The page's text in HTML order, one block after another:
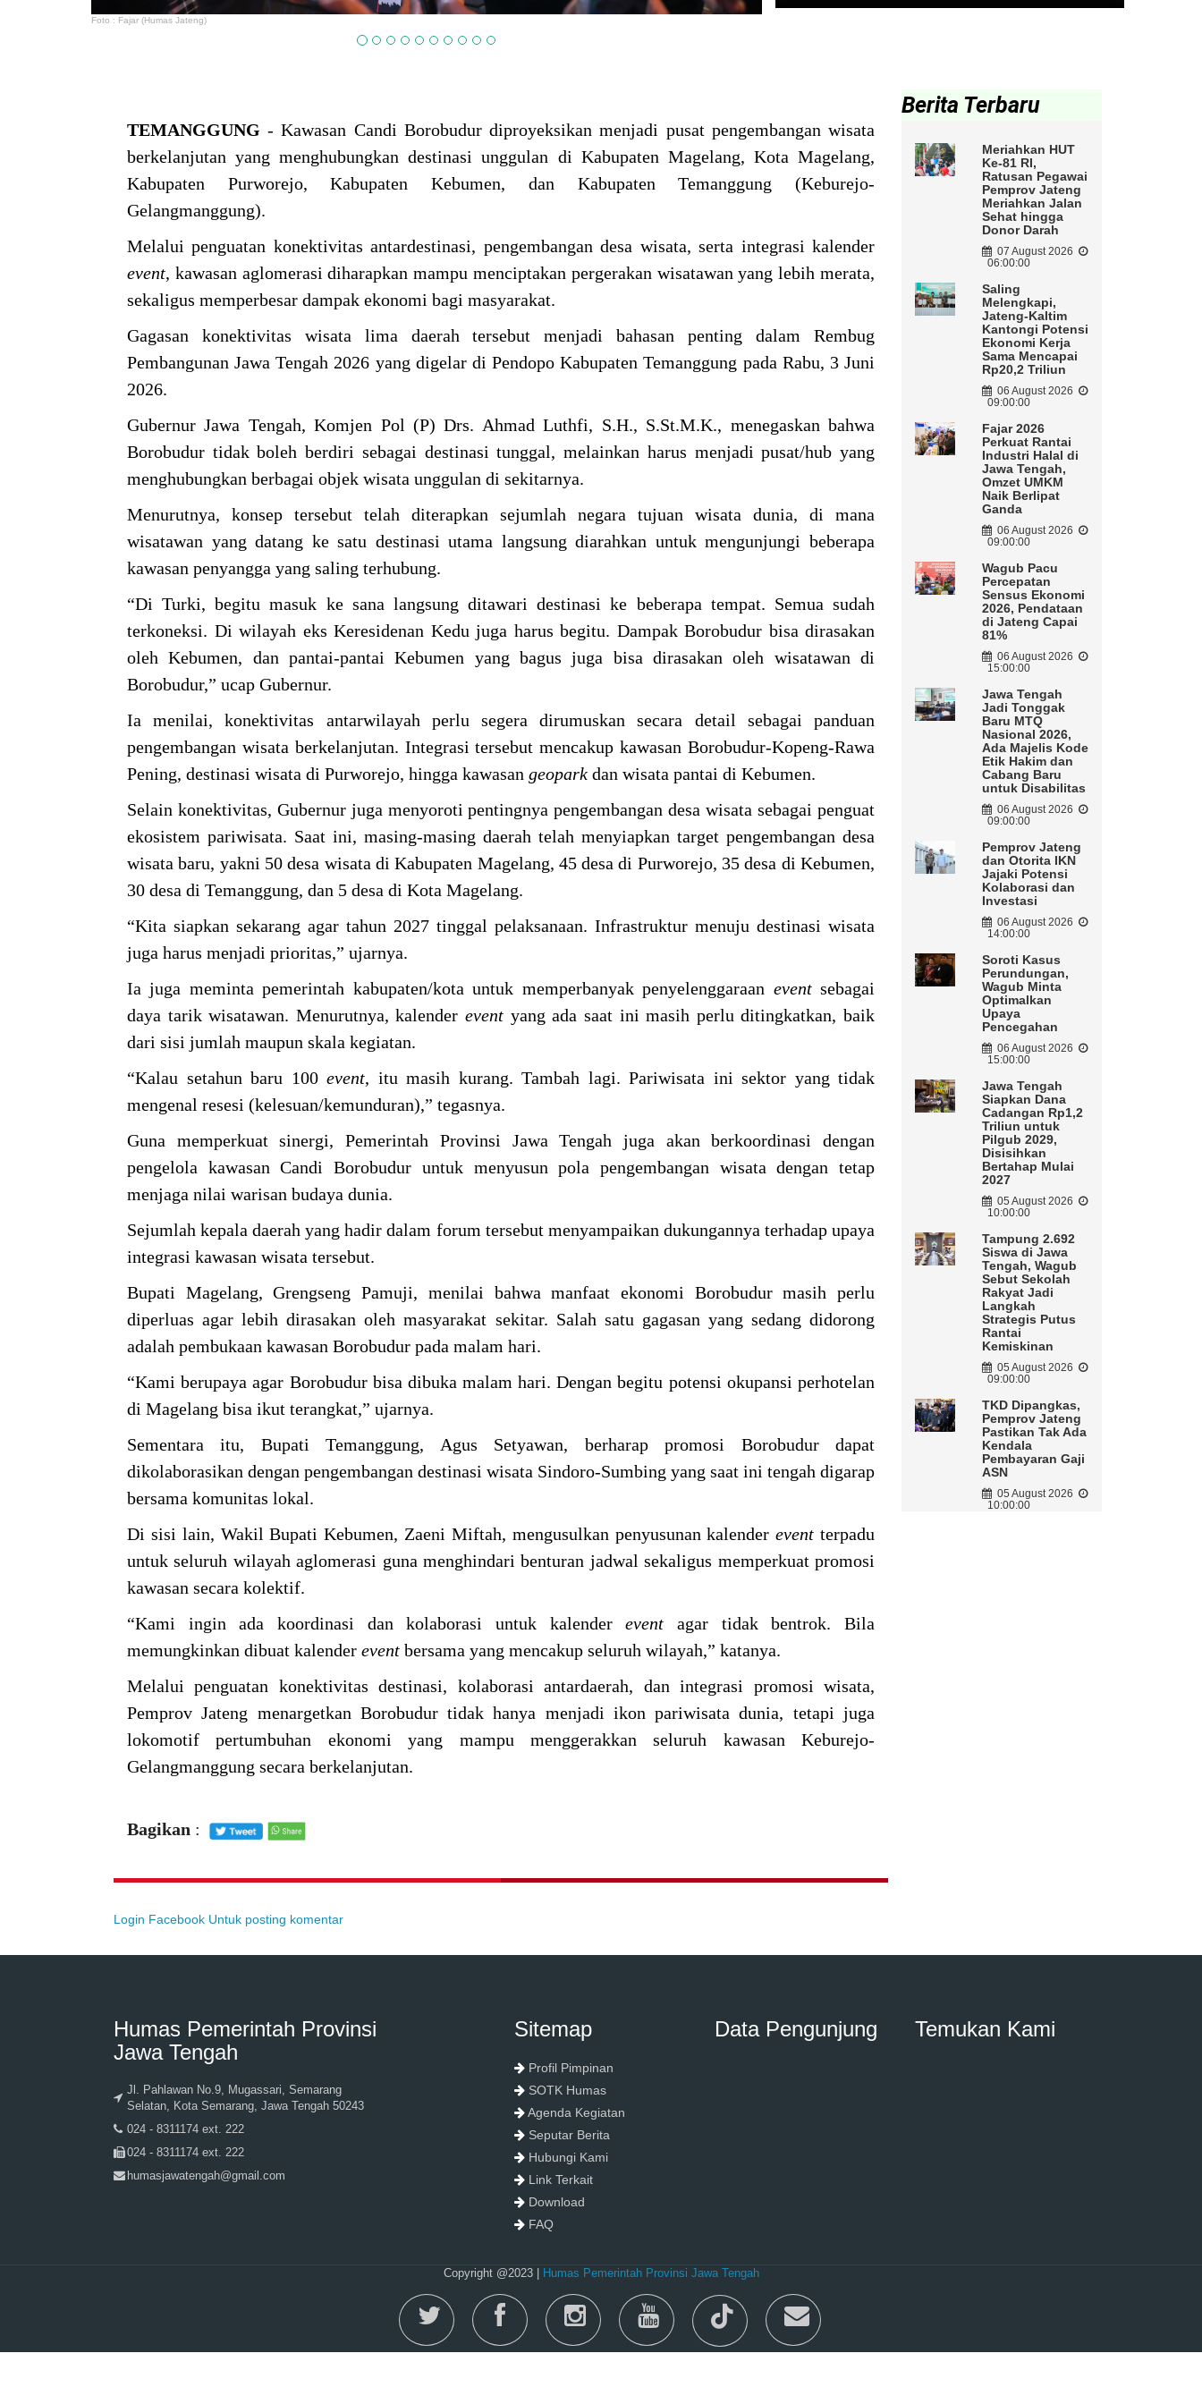
Foto : Fajar (Humas Jateng)
TEMANGGUNG- Kawasan Candi Borobudur diproyeksikan menjadi pusat pengembangan wisata
berkelanjutan yang menghubungkan destinasi unggulan di Kabupaten Magelang, Kota Magelang,
Kabupaten Purworejo, Kabupaten Kebumen, dan Kabupaten Temanggung (Keburejo-
Gelangmanggung).
Melalui penguatan konektivitas antardestinasi, pengembangan desa wisata, serta integrasi kalender
event, kawasan aglomerasi diharapkan mampu menciptakan pergerakan wisatawan yang lebih merata,
sekaligus memperbesar dampak ekonomi bagi masyarakat.
Gagasan konektivitas wisata lima daerah tersebut menjadi bahasan penting dalam Rembug
Pembangunan Jawa Tengah 2026 yang digelar di Pendopo Kabupaten Temanggung pada Rabu, 3 Juni
2026.
Gubernur Jawa Tengah, Komjen Pol (P) Drs. Ahmad Luthfi, S.H., S.St.M.K., menegaskan bahwa
Borobudur tidak boleh berdiri sebagai destinasi tunggal, melainkan harus menjadi pusat/hub yang
menghubungkan berbagai objek wisata unggulan di sekitarnya.
Menurutnya, konsep tersebut telah diterapkan sejumlah negara tujuan wisata dunia, di mana
wisatawan yang datang ke satu destinasi utama langsung diarahkan untuk mengunjungi beberapa
kawasan penyangga yang saling terhubung.
“Di Turki, begitu masuk ke sana langsung ditawari destinasi ke beberapa tempat. Semua sudah
terkoneksi. Di wilayah eks Keresidenan Kedu juga harus begitu. Dampak Borobudur bisa dirasakan
oleh Kebumen, dan pantai-pantai Kebumen yang bagus juga bisa dirasakan oleh wisatawan di
Borobudur,” ucap Gubernur.
Ia menilai, konektivitas antarwilayah perlu segera dirumuskan secara detail sebagai panduan
pengembangan wisata berkelanjutan. Integrasi tersebut mencakup kawasan Borobudur-Kopeng-Rawa
Pening, destinasi wisata di Purworejo, hingga kawasan geopark dan wisata pantai di Kebumen.
Selain konektivitas, Gubernur juga menyoroti pentingnya pengembangan desa wisata sebagai penguat
ekosistem pariwisata. Saat ini, masing-masing daerah telah menyiapkan target pengembangan desa
wisata baru, yakni 50 desa wisata di Kabupaten Magelang, 45 desa di Purworejo, 35 desa di Kebumen,
30 desa di Temanggung, dan 5 desa di Kota Magelang.
“Kita siapkan sekarang agar tahun 2027 tinggal pelaksanaan. Infrastruktur menuju destinasi wisata
juga harus menjadi prioritas,” ujarnya.
Ia juga meminta pemerintah kabupaten/kota untuk memperbanyak penyelenggaraan eventsebagai
daya tarik wisatawan. Menurutnya, kalenderevent yang ada saat ini masih perlu ditingkatkan, baik
dari sisi jumlah maupun skala kegiatan.
“Kalau setahun baru 100 event, itu masih kurang. Tambah lagi. Pariwisata ini sektor yang tidak
mengenal resesi (kelesuan/kemunduran),” tegasnya.
Guna memperkuat sinergi, Pemerintah Provinsi Jawa Tengah juga akan berkoordinasi dengan
pengelola kawasan Candi Borobudur untuk menyusun pola pengembangan wisata dengan tetap
menjaga nilai warisan budaya dunia.
Sejumlah kepala daerah yang hadir dalam forum tersebut menyampaikan dukungannya terhadap upaya
integrasi kawasan wisata tersebut.
Bupati Magelang, Grengseng Pamuji, menilai bahwa manfaat ekonomi Borobudur masih perlu
diperluas agar lebih dirasakan oleh masyarakat sekitar. Salah satu gagasan yang sedang didorong
adalah pembukaan kawasan Borobudur pada malam hari.
“Kami berupaya agar Borobudur bisa dibuka malam hari. Dengan begitu potensi okupansi perhotelan
di Magelang bisa ikut terangkat,” ujarnya.
Sementara itu, Bupati Temanggung, Agus Setyawan, berharap promosi Borobudur dapat
dikolaborasikan dengan pengembangan destinasi wisata Sindoro-Sumbing yang saat ini tengah digarap
bersama komunitas lokal.
Di sisi lain, Wakil Bupati Kebumen, Zaeni Miftah, mengusulkan penyusunan kalendereventterpadu
untuk seluruh wilayah aglomerasi guna menghindari benturan jadwal sekaligus memperkuat promosi
kawasan secara kolektif.
“Kami ingin ada koordinasi dan kolaborasi untuk kalendereventagar tidak bentrok. Bila
memungkinkan dibuat kalender event bersama yang mencakup seluruh wilayah,” katanya.
Melalui penguatan konektivitas destinasi, kolaborasi antardaerah, dan integrasi promosi wisata,
Pemprov Jateng menargetkan Borobudur tidak hanya menjadi ikon pariwisata dunia, tetapi juga
lokomotif pertumbuhan ekonomi yang mampu menggerakkan seluruh kawasan Keburejo-
Gelangmanggung secara berkelanjutan.
Bagikan :
Login Facebook Untuk posting komentar
Berita Terbaru
Meriahkan HUT
Ke-81 RI,
Ratusan Pegawai
Pemprov Jateng
Meriahkan Jalan
Sehat hingga
Donor Darah
07 August 2026
06:00:00
Saling
Melengkapi,
Jateng-Kaltim
Kantongi Potensi
Ekonomi Kerja
Sama Mencapai
Rp20,2 Triliun
06 August 2026
09:00:00
Fajar 2026
Perkuat Rantai
Industri Halal di
Jawa Tengah,
Omzet UMKM
Naik Berlipat
Ganda
06 August 2026
09:00:00
Wagub Pacu
Percepatan
Sensus Ekonomi
2026, Pendataan
di Jateng Capai
81%
06 August 2026
15:00:00
Jawa Tengah
Jadi Tonggak
Baru MTQ
Nasional 2026,
Ada Majelis Kode
Etik Hakim dan
Cabang Baru
untuk Disabilitas
06 August 2026
09:00:00
Pemprov Jateng
dan Otorita IKN
Jajaki Potensi
Kolaborasi dan
Investasi
06 August 2026
14:00:00
Soroti Kasus
Perundungan,
Wagub Minta
Optimalkan
Upaya
Pencegahan
06 August 2026
15:00:00
Jawa Tengah
Siapkan Dana
Cadangan Rp1,2
Triliun untuk
Pilgub 2029,
Disisihkan
Bertahap Mulai
2027
05 August 2026
10:00:00
Tampung 2.692
Siswa di Jawa
Tengah, Wagub
Sebut Sekolah
Rakyat Jadi
Langkah
Strategis Putus
Rantai
Kemiskinan
05 August 2026
09:00:00
TKD Dipangkas,
Pemprov Jateng
Pastikan Tak Ada
Kendala
Pembayaran Gaji
ASN
05 August 2026
10:00:00
Humas Pemerintah Provinsi
Jawa Tengah
Jl. Pahlawan No.9, Mugassari, Semarang
Selatan, Kota Semarang, Jawa Tengah 50243
024 - 8311174 ext. 222
024 - 8311174 ext. 222
humasjawatengah@gmail.com
Sitemap
Profil Pimpinan
SOTK Humas
Agenda Kegiatan
Seputar Berita
Hubungi Kami
Link Terkait
Download
FAQ
Data Pengunjung Temukan Kami
Copyright @2023 | Humas Pemerintah Provinsi Jawa Tengah